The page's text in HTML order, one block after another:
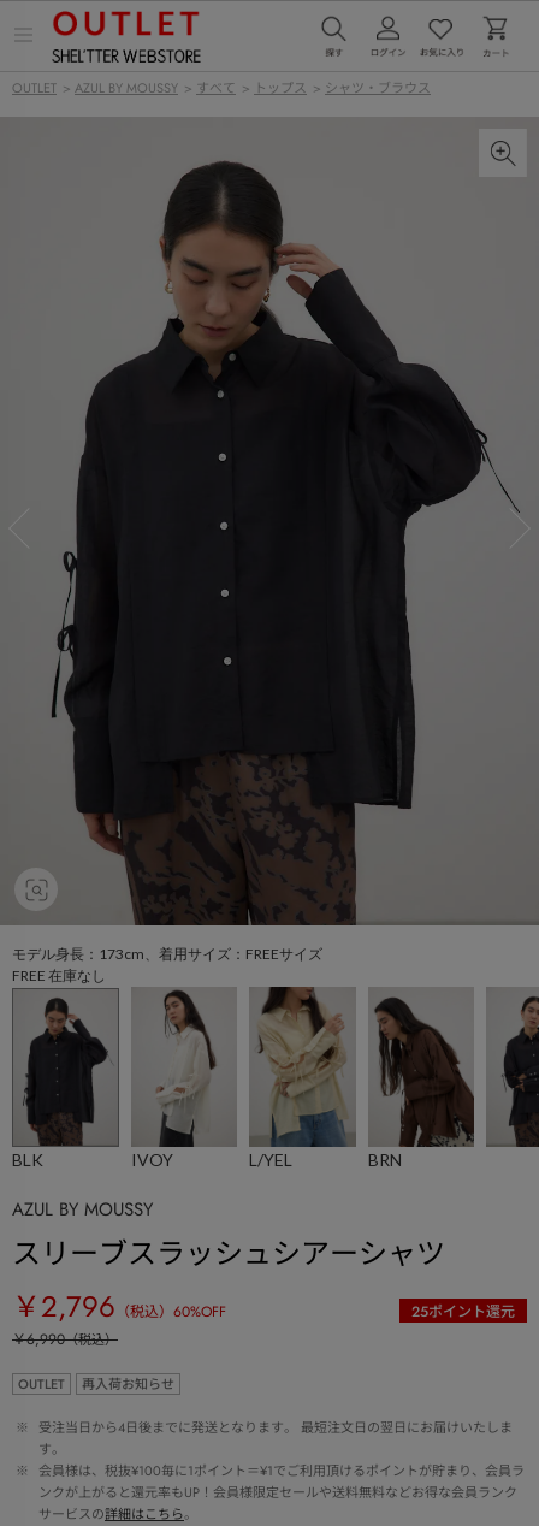
ー
を
OUTLET > AZUL BY MOUSSY > すべて > トップス > シャツ・ブラウス
モデル身長：173cm、着用サイズ：FREEサイズ
FREE 在庫なし
BLK IVOY L/YEL BRN
AZUL BY MOUSSY
スリーブスラッシュシアーシャツ
￥2,796 （税込） 60%OFF 25ポイント還元
￥6,990（税込）
OUTLET 再入荷お知らせ
※
受注当日から4日後までに発送となります。 最短注文日の翌日にお届けいたしま
す。
※
会員様は、税抜¥100毎に1ポイント＝¥1でご利用頂けるポイントが貯まり、会員ラ
ンクが上がると還元率もUP！会員様限定セールや送料無料などお得な会員ランク
サービスの詳細はこちら。